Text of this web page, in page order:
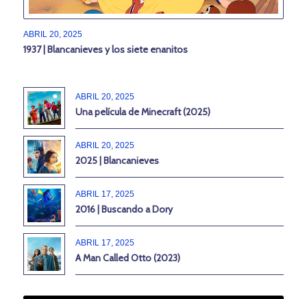
ABRIL 20, 2025
1937 | Blancanieves y los siete enanitos
ABRIL 20, 2025
Una película de Minecraft (2025)
ABRIL 20, 2025
2025 | Blancanieves
ABRIL 17, 2025
2016 | Buscando a Dory
ABRIL 17, 2025
A Man Called Otto (2023)